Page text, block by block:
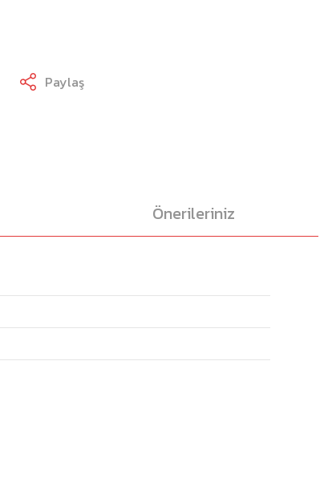
Paylaş
Önerileriniz